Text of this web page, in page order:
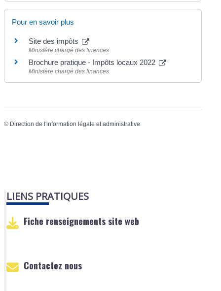
Pour en savoir plus
Site des impôts
Ministère chargé des finances
Brochure pratique - Impôts locaux 2022
Ministère chargé des finances
© Direction de l'information légale et administrative
LIENS PRATIQUES
Fiche renseignements site web
Contactez nous